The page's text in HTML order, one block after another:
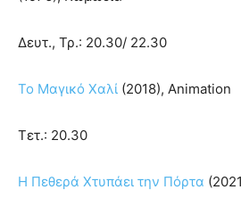
Δευτ., Τρ.: 20.30/ 22.30
Το Μαγικό Χαλί (2018), Animation
Τετ.: 20.30
Η Πεθερά Χτυπάει την Πόρτα